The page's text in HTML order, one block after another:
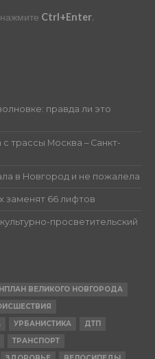
Ctrl+Enter.
правда ли это
трассы Москва – Санкт-
в Новгород и не пожалела
заменят 66 лифтов
просветительский
ВЕЛИКОГО НОВГОРОДА
УРБАНИСТИКА
ДТП
ТРАНСПОРТ